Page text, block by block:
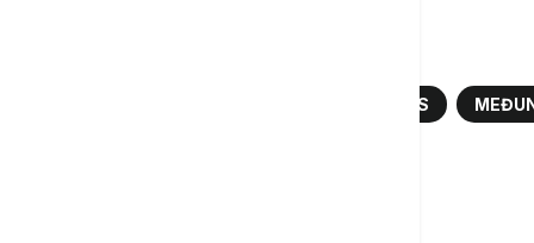
SPEJS IKS